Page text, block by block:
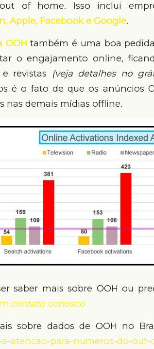
of home. Isso inclui
Apple, Facebook e Google.
OOH também é uma boa
o engajamento online,
revistas
(veja detalhes no
é o fato de que os anúncios
nas demais mídias offline.
saber mais sobre OOH ou
contato conosco
sobre dados de OOH no
atencao-para-numeros-do-